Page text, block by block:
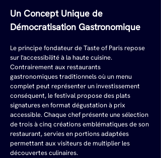
Un Concept Unique de
Démocratisation Gastronomique
Le principe fondateur de Taste of Paris repose
sur l'accessibilité à la haute cuisine.
Contrairement aux restaurants
gastronomiques traditionnels où un menu
complet peut représenter un investissement
conséquent, le festival propose des plats
signatures en format dégustation à prix
accessible. Chaque chef présente une sélection
de trois à cinq créations emblématiques de son
restaurant, servies en portions adaptées
permettant aux visiteurs de multiplier les
découvertes culinaires.